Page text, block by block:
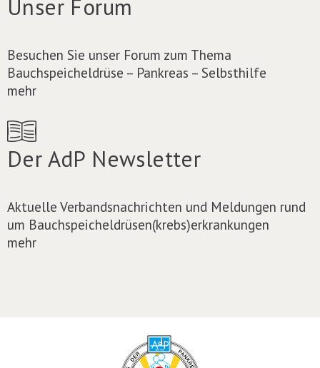
Unser Forum
Besuchen Sie unser Forum zum Thema
Bauchspeicheldrüse – Pankreas – Selbsthilfe
mehr
Der AdP Newsletter
Aktuelle Verbandsnachrichten und Meldungen rund
um Bauchspeicheldrüsen(krebs)erkrankungen
mehr